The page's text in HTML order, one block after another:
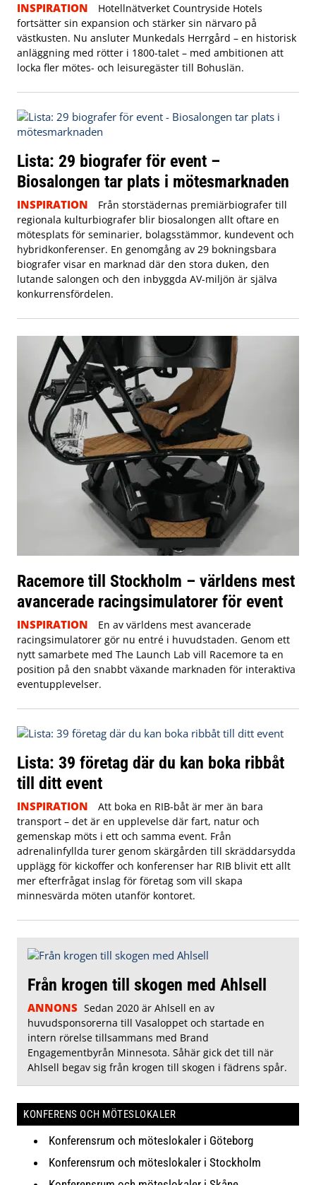
INSPIRATION
Hotellnätverket Countryside Hotels
fortsätter sin expansion och stärker sin närvaro på
västkusten. Nu ansluter Munkedals Herrgård – en historisk
anläggning med rötter i 1800-talet – med ambitionen att
locka fler mötes- och leisuregäster till Bohuslän.
Lista: 29 biografer för event –
Biosalongen tar plats i mötesmarknaden
INSPIRATION
Från storstädernas premiärbiografer till
regionala kulturbiografer blir biosalongen allt oftare en
mötesplats för seminarier, bolagsstämmor, kundevent och
hybridkonferenser. En genomgång av 29 bokningsbara
biografer visar en marknad där den stora duken, den
lutande salongen och den inbyggda AV-miljön är själva
konkurrensfördelen.
Racemore till Stockholm – världens mest
avancerade racingsimulatorer för event
INSPIRATION
En av världens mest avancerade
racingsimulatorer gör nu entré i huvudstaden. Genom ett
nytt samarbete med The Launch Lab vill Racemore ta en
position på den snabbt växande marknaden för interaktiva
eventupplevelser.
Lista: 39 företag där du kan boka ribbåt
till ditt event
INSPIRATION
Att boka en RIB-båt är mer än bara
transport – det är en upplevelse där fart, natur och
gemenskap möts i ett och samma event. Från
adrenalinfyllda turer genom skärgården till skräddarsydda
upplägg för kickoffer och konferenser har RIB blivit ett allt
mer efterfrågat inslag för företag som vill skapa
minnesvärda möten utanför kontoret.
Från krogen till skogen med Ahlsell
ANNONS Sedan 2020 är Ahlsell en av
huvudsponsorerna till Vasaloppet och startade en
intern rörelse tillsammans med Brand
Engagementbyrån Minnesota. Såhär gick det till när
Ahlsell begav sig från krogen till skogen i fädrens spår.
KONFERENS OCH MÖTESLOKALER
Konferensrum och möteslokaler i Göteborg
Konferensrum och möteslokaler i Stockholm